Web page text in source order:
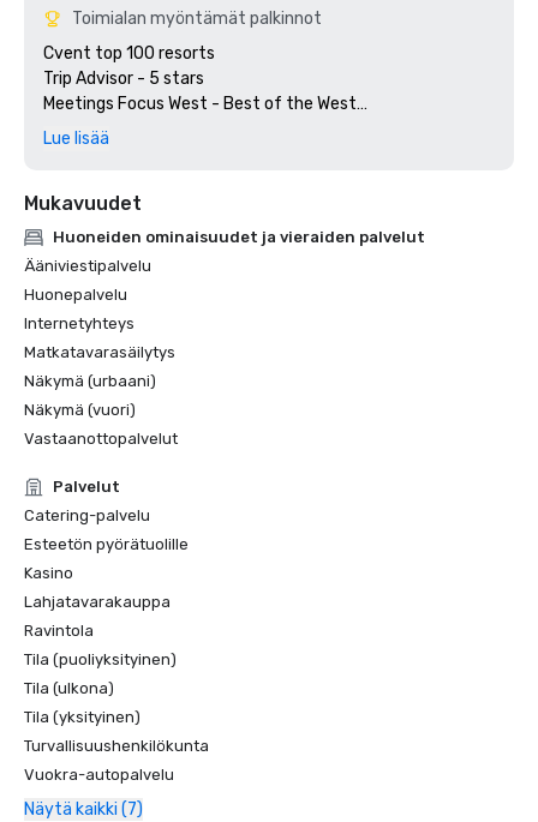
Toimialan myöntämät palkinnot
Cvent top 100 resorts
Trip Advisor - 5 stars
Meetings Focus West - Best of the West
Preferred Hotels & Resorts
Lue lisää
Mukavuudet
Huoneiden ominaisuudet ja vieraiden palvelut
Ääniviestipalvelu
Huonepalvelu
Internetyhteys
Matkatavarasäilytys
Näkymä (urbaani)
Näkymä (vuori)
Vastaanottopalvelut
Palvelut
Catering-palvelu
Esteetön pyörätuolille
Kasino
Lahjatavarakauppa
Ravintola
Tila (puoliyksityinen)
Tila (ulkona)
Tila (yksityinen)
Turvallisuushenkilökunta
Vuokra-autopalvelu
Näytä kaikki (7)